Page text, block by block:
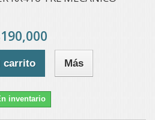
carrito Más
inventario